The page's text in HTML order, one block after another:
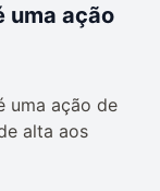
uma ação
uma ação de
alta aos